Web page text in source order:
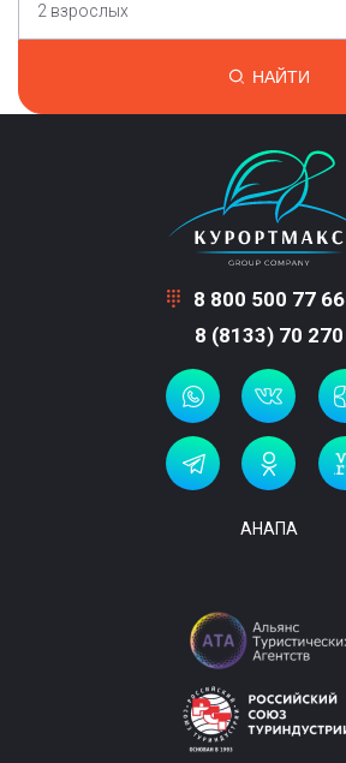
2 взрослых
НАЙТИ
8 800 500 77 66
8 (8133) 70 270
АНАПА